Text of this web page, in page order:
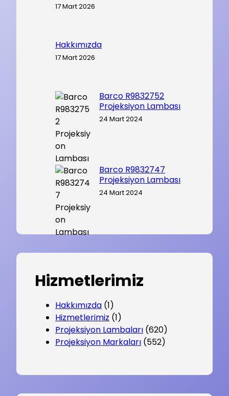
17 Mart 2026
Hakkımızda
17 Mart 2026
Barco R9832752
Projeksiyon Lambası
24 Mart 2024
Barco R9832747
Projeksiyon Lambası
24 Mart 2024
Hizmetlerimiz
Hakkımızda (1)
Hizmetlerimiz (1)
Projeksiyon Lambaları (620)
Projeksiyon Markaları (552)